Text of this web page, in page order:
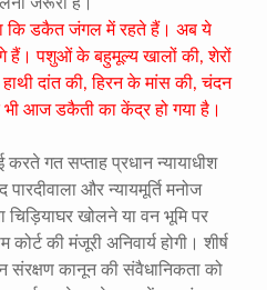
जरूरी है।
कि डकैत जंगल में रहते हैं। अब ये
हैं। पशुओं के बहुमूल्य खालों की, शेरों
दांत की, हिरन के मांस की, चंदन
भी आज डकैती का केंद्र हो गया है।
गत सप्ताह प्रधान न्यायाधीश
और न्यायमूर्ति मनोज
चिड़ियाघर खोलने या वन भूमि पर
की मंजूरी अनिवार्य होगी। शीर्ष
कानून की संवैधानिकता को